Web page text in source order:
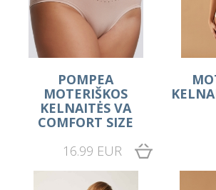
POMPEA
MOTERIŠKOS
KELNAITĖS VA
COMFORT SIZE
16.99 EUR